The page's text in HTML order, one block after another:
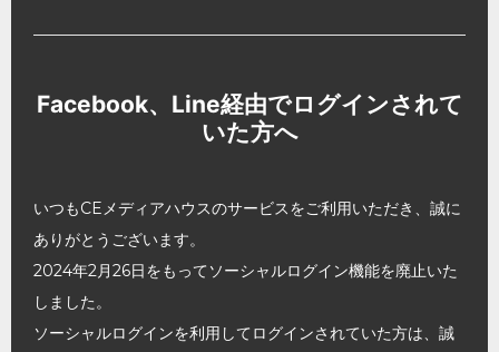
Facebook、Line経由でログインされて
いた方へ
いつもCEメディアハウスのサービスをご利用いただき、誠に
ありがとうございます。
2024年2月26日をもってソーシャルログイン機能を廃止いた
しました。
ソーシャルログインを利用してログインされていた方は、誠